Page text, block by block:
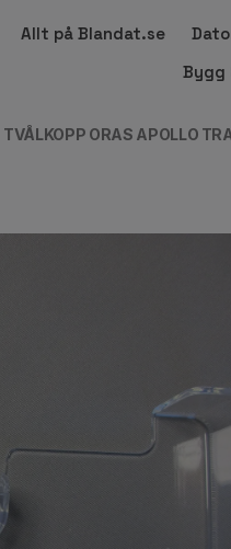
Allt på Blandat.se
Bygg
TVÅLKOPP ORAS APOLLO